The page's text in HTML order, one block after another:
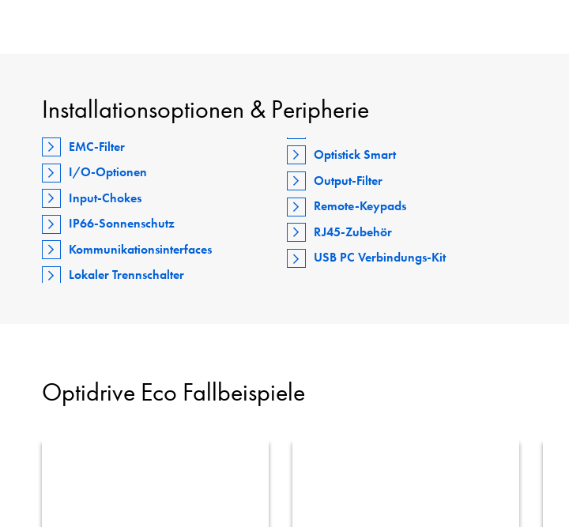
Installationsoptionen & Peripherie
EMC-Filter
I/O-Optionen
Input-Chokes
IP66-Sonnenschutz
Kommunikationsinterfaces
Lokaler Trennschalter
Optistick Smart
Output-Filter
Remote-Keypads
RJ45-Zubehör
USB PC Verbindungs-Kit
Optidrive Eco Fallbeispiele